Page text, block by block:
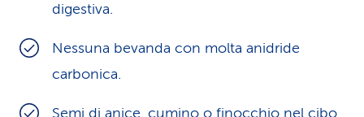
digestiva.
Nessuna bevanda con molta anidride
carbonica.
Semi di anice, cumino o finocchio nel cibo,